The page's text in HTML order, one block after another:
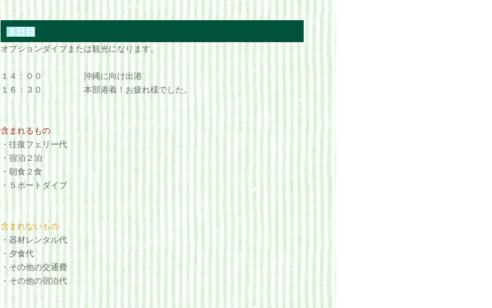
３日目
オプションダイブまたは観光になります。
１４：００ 沖縄に向け出港
１６：３０ 本部港着！お疲れ様でした。
含まれるもの
・往復フェリー代
・宿泊２泊
・朝食２食
・５ボートダイブ
含まれないもの
・器材レンタル代
・夕食代
・その他の交通費
・その他の宿泊代